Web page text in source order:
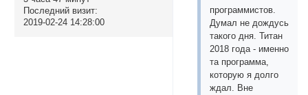
Последний визит:
2019-02-24 14:28:00
программистов.
Думал не дождусь
такого дня. Титан
2018 года - именно
та программа,
которую я долго
ждал. Вне